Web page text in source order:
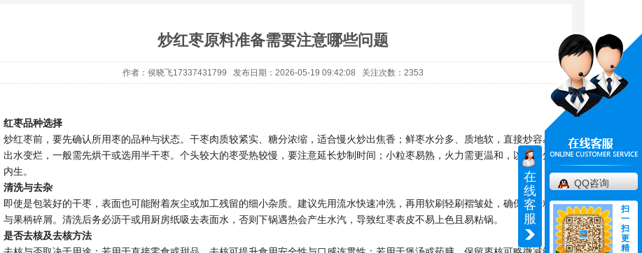
炒红枣原料准备需要注意哪些问题
作者：侯晓飞17337431799 发布日期：2026-05-19 09:42:08 关注次数：2353
红枣品种选择
炒红枣前，要先确认所用枣的品种与状态。干枣肉质较紧实、糖分浓缩，适合慢火炒出焦香；鲜枣水分多、质地软，直接炒容易
出水变烂，一般需先烘干或选用半干枣。个头较大的枣受热较慢，要注意延长炒制时间；小粒枣易熟，火力需更温和，以防外焦
内生。
清洗与去杂
即使是包装好的干枣，表面也可能附着灰尘或加工残留的细小杂质。建议先用流水快速冲洗，再用软刷轻刷褶皱处，确保无沙粒
与果柄碎屑。清洗后务必沥干或用厨房纸吸去表面水，否则下锅遇热会产生水汽，导致红枣表皮不易上色且易粘锅。
是否去核及去核方法
在
线
客
服
QQ咨询
扫
一
扫
更
精